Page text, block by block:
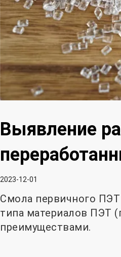
Выявление
2023-12-01
Смола первичного
типа материалов ПЭТ
преимуществами.